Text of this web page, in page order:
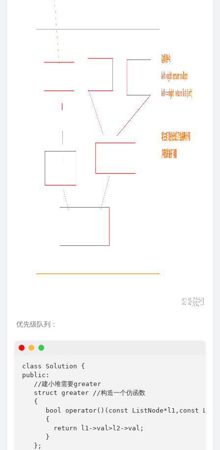
优先级队列：
class Solution {
public:
   //建小堆需要greater
   struct greater //构造一个仿函数
   {
bool operator()(const ListNode*l1,const
      {
        return l1->val>l2->val;
      }
   };